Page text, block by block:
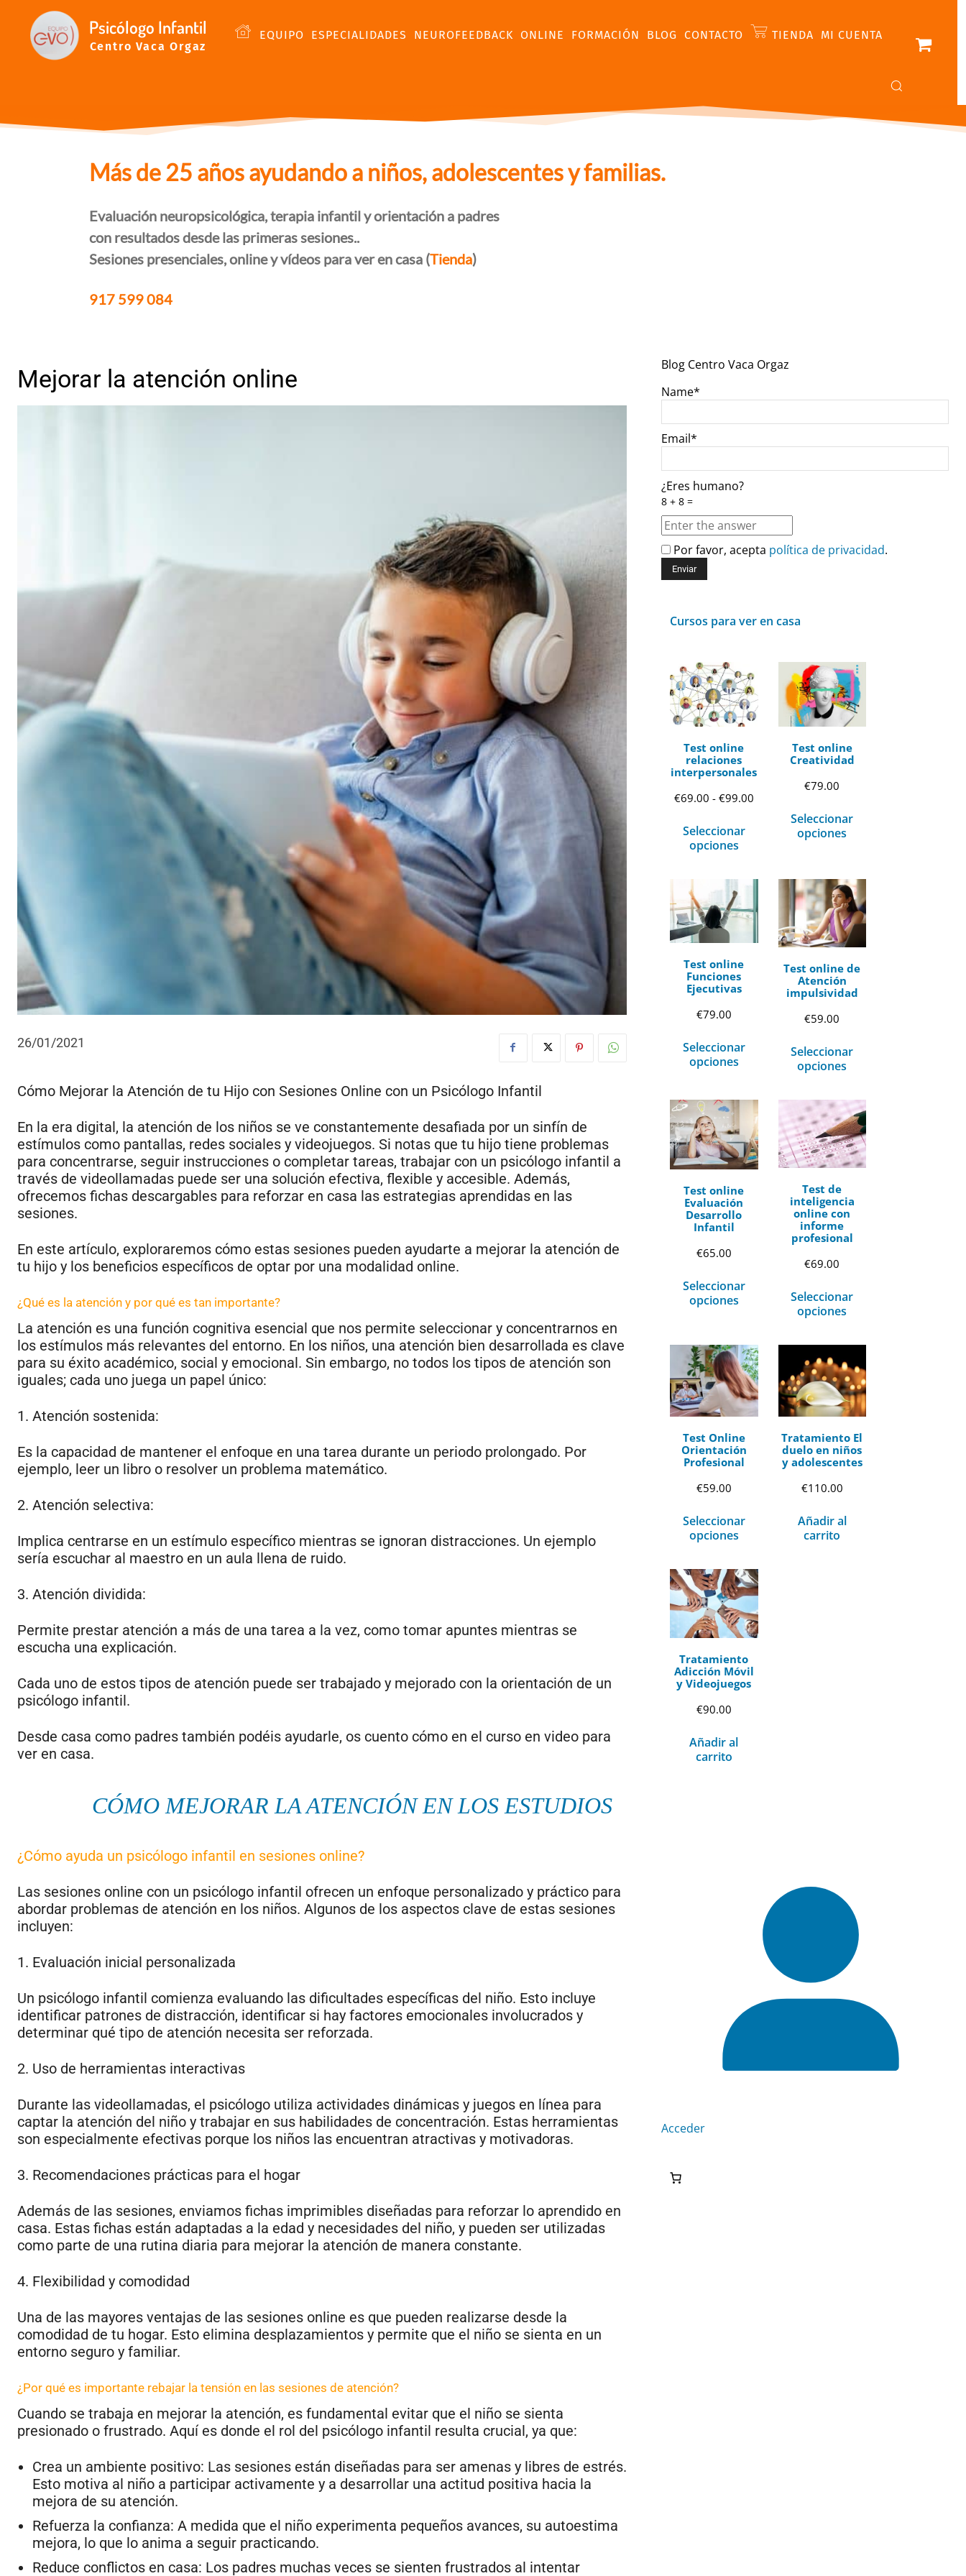
Psicólogo Infantil
Centro Vaca Orgaz
EQUIPO ESPECIALIDADES NEUROFEEDBACK ONLINE FORMACIÓN BLOG CONTACTO TIENDA MI CUENTA
Más de 25 años ayudando a niños, adolescentes y familias.
Evaluación neuropsicológica, terapia infantil y orientación a padres
con resultados desde las primeras sesiones..
Sesiones presenciales, online y vídeos para ver en casa (Tienda)
917 599 084
Mejorar la atención online
26/01/2021
Cómo Mejorar la Atención de tu Hijo con Sesiones Online con un Psicólogo Infantil
En la era digital, la atención de los niños se ve constantemente desafiada por un sinfín de
estímulos como pantallas, redes sociales y videojuegos. Si notas que tu hijo tiene problemas
para concentrarse, seguir instrucciones o completar tareas, trabajar con un psicólogo infantil a
través de videollamadas puede ser una solución efectiva, flexible y accesible. Además,
ofrecemos fichas descargables para reforzar en casa las estrategias aprendidas en las
sesiones.
En este artículo, exploraremos cómo estas sesiones pueden ayudarte a mejorar la atención de
tu hijo y los beneficios específicos de optar por una modalidad online.
¿Qué es la atención y por qué es tan importante?
La atención es una función cognitiva esencial que nos permite seleccionar y concentrarnos en
los estímulos más relevantes del entorno. En los niños, una atención bien desarrollada es clave
para su éxito académico, social y emocional. Sin embargo, no todos los tipos de atención son
iguales; cada uno juega un papel único:
1. Atención sostenida:
Es la capacidad de mantener el enfoque en una tarea durante un periodo prolongado. Por
ejemplo, leer un libro o resolver un problema matemático.
2. Atención selectiva:
Implica centrarse en un estímulo específico mientras se ignoran distracciones. Un ejemplo
sería escuchar al maestro en un aula llena de ruido.
3. Atención dividida:
Permite prestar atención a más de una tarea a la vez, como tomar apuntes mientras se
escucha una explicación.
Cada uno de estos tipos de atención puede ser trabajado y mejorado con la orientación de un
psicólogo infantil.
Desde casa como padres también podéis ayudarle, os cuento cómo en el curso en video para
ver en casa.
CÓMO MEJORAR LA ATENCIÓN EN LOS ESTUDIOS
¿Cómo ayuda un psicólogo infantil en sesiones online?
Las sesiones online con un psicólogo infantil ofrecen un enfoque personalizado y práctico para
abordar problemas de atención en los niños. Algunos de los aspectos clave de estas sesiones
incluyen:
1. Evaluación inicial personalizada
Un psicólogo infantil comienza evaluando las dificultades específicas del niño. Esto incluye
identificar patrones de distracción, identificar si hay factores emocionales involucrados y
determinar qué tipo de atención necesita ser reforzada.
2. Uso de herramientas interactivas
Durante las videollamadas, el psicólogo utiliza actividades dinámicas y juegos en línea para
captar la atención del niño y trabajar en sus habilidades de concentración. Estas herramientas
son especialmente efectivas porque los niños las encuentran atractivas y motivadoras.
3. Recomendaciones prácticas para el hogar
Además de las sesiones, enviamos fichas imprimibles diseñadas para reforzar lo aprendido en
casa. Estas fichas están adaptadas a la edad y necesidades del niño, y pueden ser utilizadas
como parte de una rutina diaria para mejorar la atención de manera constante.
4. Flexibilidad y comodidad
Una de las mayores ventajas de las sesiones online es que pueden realizarse desde la
comodidad de tu hogar. Esto elimina desplazamientos y permite que el niño se sienta en un
entorno seguro y familiar.
¿Por qué es importante rebajar la tensión en las sesiones de atención?
Cuando se trabaja en mejorar la atención, es fundamental evitar que el niño se sienta
presionado o frustrado. Aquí es donde el rol del psicólogo infantil resulta crucial, ya que:
Crea un ambiente positivo: Las sesiones están diseñadas para ser amenas y libres de estrés.
Esto motiva al niño a participar activamente y a desarrollar una actitud positiva hacia la
mejora de su atención.
Refuerza la confianza: A medida que el niño experimenta pequeños avances, su autoestima
mejora, lo que lo anima a seguir practicando.
Reduce conflictos en casa: Los padres muchas veces se sienten frustrados al intentar
Blog Centro Vaca Orgaz
Name*
Email*
¿Eres humano?
8 + 8 =
Por favor, acepta política de privacidad.
Cursos para ver en casa
Test online
relaciones
interpersonales
€69.00 - €99.00Rango
€69.00
hasta
€99.00
Seleccionar
opciones
Test online
Creatividad
€79.00
Seleccionar
opciones
Test online
Funciones
Ejecutivas
€79.00
Seleccionar
opciones
Test online de
Atención
impulsividad
€59.00
Seleccionar
opciones
Test online
Evaluación
Desarrollo
Infantil
€65.00
Seleccionar
opciones
Test de
inteligencia
online con
informe
profesional
€69.00
Seleccionar
opciones
Test Online
Orientación
Profesional
€59.00
Seleccionar
opciones
Tratamiento El
duelo en niños
y adolescentes
€110.00
Añadir al
carrito
Tratamiento
Adicción Móvil
y Videojuegos
€90.00
Añadir al
carrito
Acceder